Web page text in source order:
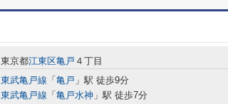
東京都江東区亀戸 ４丁目
東武亀戸線 「 亀戸 」駅 徒歩9分
東武亀戸線 「 亀戸水神 」駅 徒歩7分